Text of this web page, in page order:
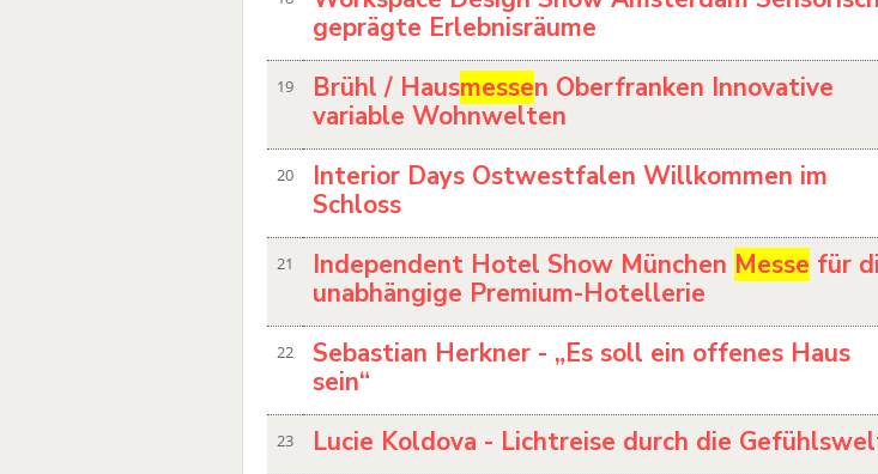
geprägte Erlebnisräume
19 Brühl / Hausmessen Oberfranken Innovative
variable Wohnwelten
20
Interior Days Ostwestfalen Willkommen im
Schloss
21 Independent Hotel Show München Messe für
unabhängige Premium-Hotellerie
22
Sebastian Herkner - „Es soll ein offenes Haus
sein“
23 Lucie Koldova - Lichtreise durch die